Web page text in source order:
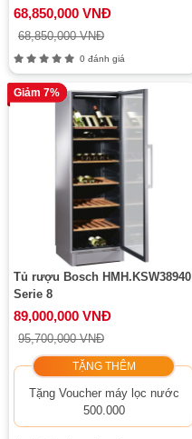
68,850,000 VNĐ
68,850,000 VNĐ
0 đánh giá
Giảm 7%
Tủ rượu Bosch HMH.KSW38940
Serie 8
89,000,000 VNĐ
95,700,000 VNĐ
TẶNG THÊM
Tặng Voucher máy lọc nước
500.000